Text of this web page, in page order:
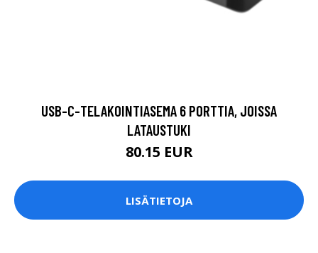
USB-C-TELAKOINTIASEMA 6 PORTTIA, JOISSA
LATAUSTUKI
80.15 EUR
LISÄTIETOJA